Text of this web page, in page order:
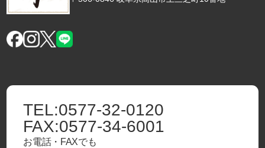
TEL:0577-32-0120
FAX:0577-34-6001
お電話・FAXでも